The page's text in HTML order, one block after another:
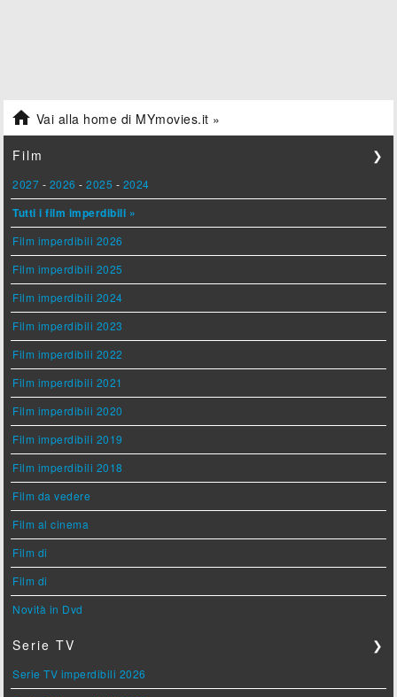
 Vai alla home di MYmovies.it »
Film ❯
2027 - 2026 -2025 - 2024
Tutti i film imperdibili »
Film imperdibili 2026
Film imperdibili 2025
Film imperdibili 2024
Film imperdibili 2023
Film imperdibili 2022
Film imperdibili 2021
Film imperdibili 2020
Film imperdibili 2019
Film imperdibili 2018
Film da vedere
Film al cinema
Film di
Film di
Novità in Dvd
Serie TV ❯
Serie TV imperdibili 2026